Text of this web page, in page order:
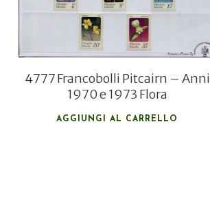
4777 Francobolli Pitcairn – Anni
1970 e 1973 Flora
AGGIUNGI AL CARRELLO